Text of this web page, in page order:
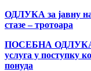
ОДЛУКА за јавну
стазе – тротоара
ПОСЕБНА ОДЛУКА о
услуга у поступку
понуда